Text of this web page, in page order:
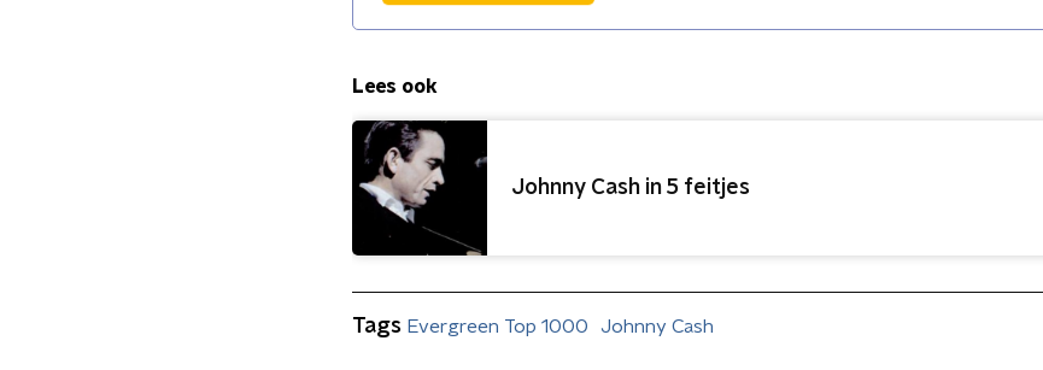
Lees ook
Johnny Cash in 5 feitjes
Tags Evergreen Top 1000 Johnny Cash